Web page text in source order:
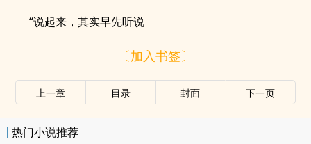
“说起来，其实早先听说
〔加入书签〕
上一章 目录 封面 下一页
热门小说推荐